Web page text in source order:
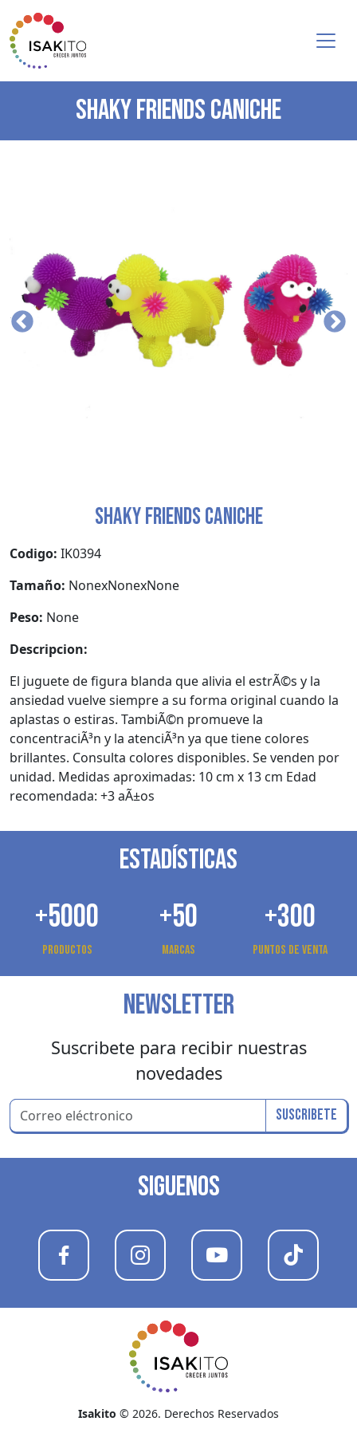
SHAKY FRIENDS CANICHE
SHAKY FRIENDS CANICHE
Codigo: IK0394
Tamaño: NonexNonexNone
Peso: None
Descripcion:
El juguete de figura blanda que alivia el estrÃ©s y la
ansiedad vuelve siempre a su forma original cuando la
aplastas o estiras. TambiÃ©n promueve la
concentraciÃ³n y la atenciÃ³n ya que tiene colores
brillantes. Consulta colores disponibles. Se venden por
unidad. Medidas aproximadas: 10 cm x 13 cm Edad
recomendada: +3 aÃ±os
ESTADÍSTICAS
+5000
Productos
+50
Marcas
+300
Puntos de venta
NEWSLETTER
Suscribete para recibir nuestras
novedades
Suscribete
SIGUENOS
Isakito © 2026. Derechos Reservados